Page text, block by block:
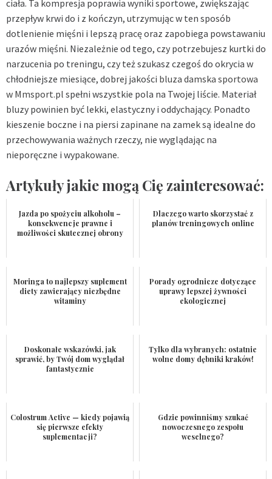
ciała. Ta kompresja poprawia wyniki sportowe, zwiększając
przepływ krwi do i z kończyn, utrzymując w ten sposób
dotlenienie mięśni i lepszą pracę oraz zapobiega powstawaniu
urazów mięśni. Niezależnie od tego, czy potrzebujesz kurtki do
narzucenia po treningu, czy też szukasz czegoś do okrycia w
chłodniejsze miesiące, dobrej jakości bluza damska sportowa
w Mmsport.pl spełni wszystkie pola na Twojej liście. Materiał
bluzy powinien być lekki, elastyczny i oddychający. Ponadto
kieszenie boczne i na piersi zapinane na zamek są idealne do
przechowywania ważnych rzeczy, nie wyglądając na
nieporęczne i wypakowane.
Artykuły jakie mogą Cię zainteresować:
Jazda po spożyciu alkoholu –
konsekwencje prawne i
możliwości skutecznej obrony
Dlaczego warto skorzystać z
planów treningowych online
Moringa to najlepszy suplement
diety zawierający niezbędne
witaminy
Porady ogrodnicze dotyczące
uprawy lepszej żywności
ekologicznej
Doskonałe wskazówki, jak
sprawić, by Twój dom wyglądał
fantastycznie
Tylko dla wybranych: ostatnie
wolne domy dębniki kraków!
Colostrum Active — kiedy pojawią
się pierwsze efekty
suplementacji?
Gdzie powinniśmy szukać
nowoczesnego zespołu
weselnego?